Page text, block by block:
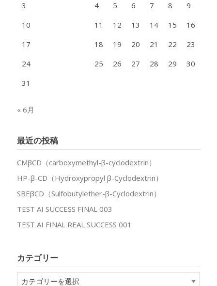
3
4 5 6 7 8
9
10
11 12 13 14 15
16
17
18 19 20 21 22
23
24
25 26 27 28 29
30
31
« 6月
最近の投稿
CMβCD（carboxymethyl-β-cyclodextrin）
HP-β-CD（Hydroxypropyl β-Cyclodextrin）
SBEβCD（Sulfobutylether-β-Cyclodextrin）
TEST AI SUCCESS FINAL 003
TEST AI FINAL REAL SUCCESS 001
カテゴリー